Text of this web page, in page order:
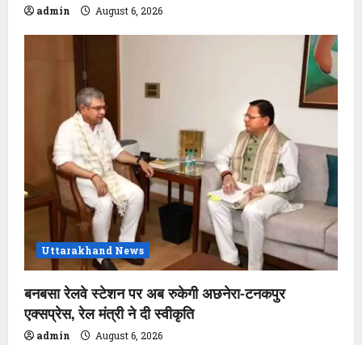
admin August 6, 2026
Uttarakhand News
बनबसा रेलवे स्टेशन पर अब रुकेगी अछनेरा-टनकपुर
एक्सप्रेस, रेल मंत्री ने दी स्वीकृति
admin August 6, 2026